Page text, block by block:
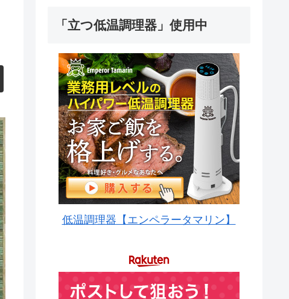
「立つ低温調理器」使用中
低温調理器【エンペラータマリン】